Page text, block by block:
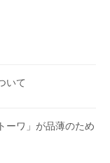
いて
ーワ」が品薄のため